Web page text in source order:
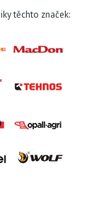
těchto značek: